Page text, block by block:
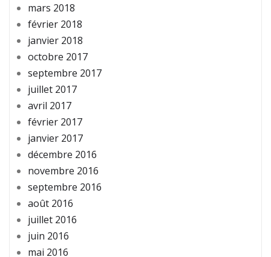
mars 2018
février 2018
janvier 2018
octobre 2017
septembre 2017
juillet 2017
avril 2017
février 2017
janvier 2017
décembre 2016
novembre 2016
septembre 2016
août 2016
juillet 2016
juin 2016
mai 2016